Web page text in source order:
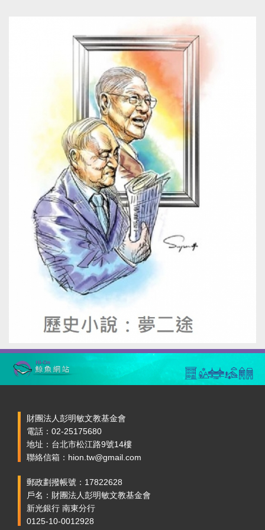
財團法人彭明敏文教基金會
電話：02-25175680
地址：台北市松江路9號14樓
聯絡信箱：hion.tw@gmail.com
郵政劃撥帳號：17822628
戶名：財團法人彭明敏文教基金會
新光銀行 南東分行
0125-10-0012928